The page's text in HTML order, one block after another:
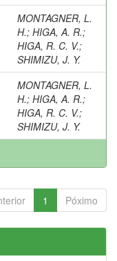
MONTAGNER, L.
H.; HIGA, A. R.;
HIGA, R. C. V.;
SHIMIZU, J. Y.
MONTAGNER, L.
H.; HIGA, A. R.;
HIGA, R. C. V.;
SHIMIZU, J. Y.
1 Póximo